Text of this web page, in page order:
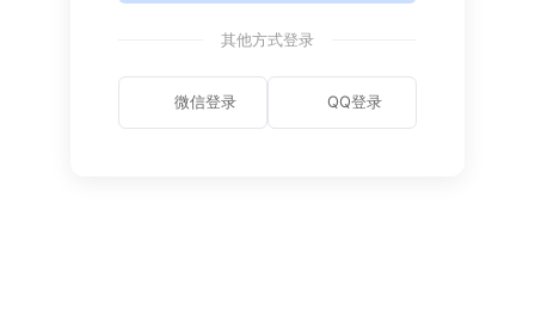
其他方式登录
微信登录 QQ登录